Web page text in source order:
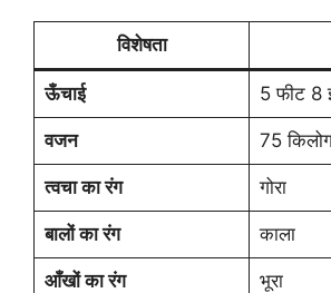
विशेषता
ऊँचाई 5 फीट 8
वजन 75
त्वचा का रंग गोरा
बालों का रंग काला
आँखों का रंग भूरा